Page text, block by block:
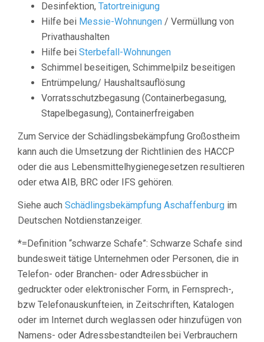
Desinfektion, Tatortreinigung
Hilfe bei Messie-Wohnungen / Vermüllung von
Privathaushalten
Hilfe bei Sterbefall-Wohnungen
Schimmel beseitigen, Schimmelpilz beseitigen
Entrümpelung/ Haushaltsauflösung
Vorratsschutzbegasung (Containerbegasung,
Stapelbegasung), Containerfreigaben
Zum Service der Schädlingsbekämpfung Großostheim
kann auch die Umsetzung der Richtlinien des HACCP
oder die aus Lebensmittelhygienegesetzen resultieren
oder etwa AIB, BRC oder IFS gehören.
Siehe auch Schädlingsbekämpfung Aschaffenburg im
Deutschen Notdienstanzeiger.
*=Definition “schwarze Schafe”: Schwarze Schafe sind
bundesweit tätige Unternehmen oder Personen, die in
Telefon- oder Branchen- oder Adressbücher in
gedruckter oder elektronischer Form, in Fernsprech-,
bzw Telefonauskunfteien, in Zeitschriften, Katalogen
oder im Internet durch weglassen oder hinzufügen von
Namens- oder Adressbestandteilen bei Verbrauchern